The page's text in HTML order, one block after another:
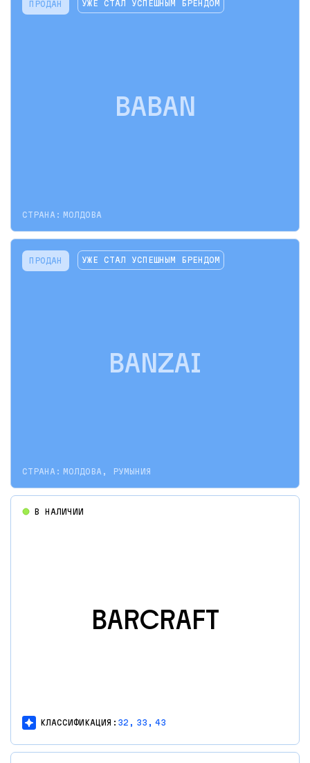
ПРОДАН УЖЕ СТАЛ УСПЕШНЫМ БРЕНДОМ
BABAN
СТРАНА: МОЛДОВА
ПРОДАН УЖЕ СТАЛ УСПЕШНЫМ БРЕНДОМ
BANZAI
СТРАНА: МОЛДОВА, РУМЫНИЯ
В НАЛИЧИИ
BARCRAFT
КЛАССИФИКАЦИЯ: 32, 33, 43